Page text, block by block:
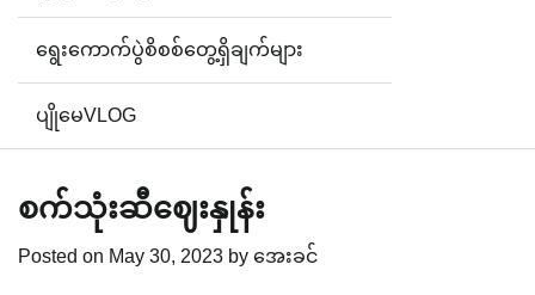
ရွေးကောက်ပွဲစိစစ်တွေ့ရှိချက်များ
ပျိုမေVLOG
စက်သုံးဆီဈေးနှုန်း
Posted on May 30, 2023 by အေးခင်